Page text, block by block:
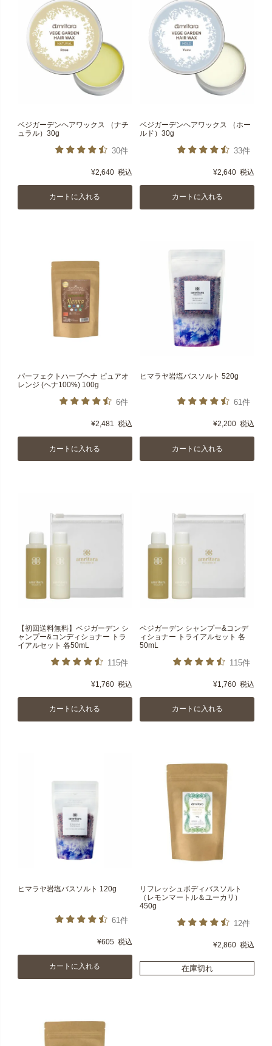
ベジガーデンヘアワックス （ナチ
ュラル）30g
30件
¥2,640 税込
カートに入れる
ベジガーデンヘアワックス （ホー
ルド）30g
33件
¥2,640 税込
カートに入れる
パーフェクトハーブヘナ ピュアオ
レンジ (ヘナ100%) 100g
6件
¥2,481 税込
カートに入れる
ヒマラヤ岩塩バスソルト 520g
61件
¥2,200 税込
カートに入れる
【初回送料無料】ベジガーデン シ
ャンプー&コンディショナー トラ
イアルセット 各50mL
115件
¥1,760 税込
カートに入れる
ベジガーデン シャンプー&コンデ
ィショナー トライアルセット 各
50mL
115件
¥1,760 税込
カートに入れる
ヒマラヤ岩塩バスソルト 120g
61件
¥605 税込
カートに入れる
リフレッシュボディバスソルト
（レモンマートル＆ユーカリ）
450g
12件
¥2,860 税込
在庫切れ